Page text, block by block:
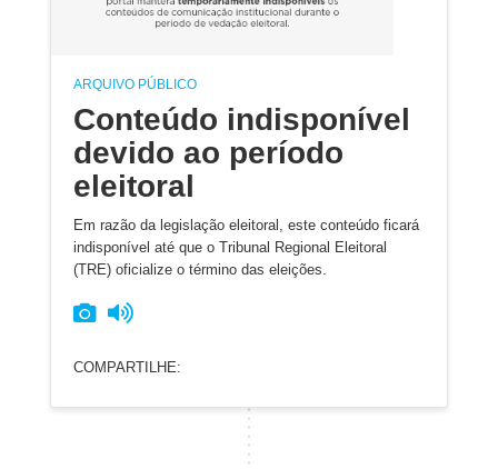
ARQUIVO PÚBLICO
Conteúdo indisponível
devido ao período
eleitoral
Em razão da legislação eleitoral, este conteúdo ficará
indisponível até que o Tribunal Regional Eleitoral
(TRE) oficialize o término das eleições.
COMPARTILHE: